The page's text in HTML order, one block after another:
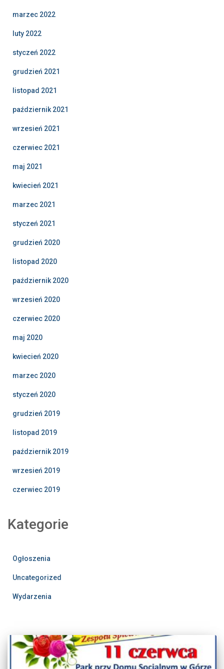
marzec 2022
luty 2022
styczeń 2022
grudzień 2021
listopad 2021
październik 2021
wrzesień 2021
czerwiec 2021
maj 2021
kwiecień 2021
marzec 2021
styczeń 2021
grudzień 2020
listopad 2020
październik 2020
wrzesień 2020
czerwiec 2020
maj 2020
kwiecień 2020
marzec 2020
styczeń 2020
grudzień 2019
listopad 2019
październik 2019
wrzesień 2019
czerwiec 2019
Kategorie
Ogłoszenia
Uncategorized
Wydarzenia